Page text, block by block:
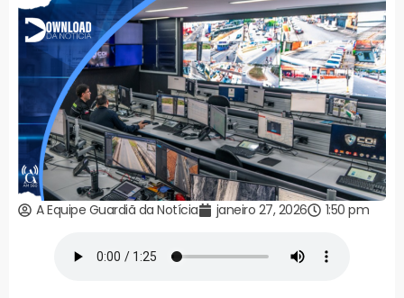
A Equipe Guardiã da Notícia janeiro 27, 2026 1:50 pm